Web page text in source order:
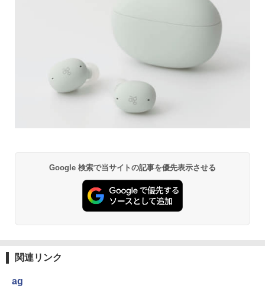
Google 検索で当サイトの記事を優先表示させる
関連リンク
ag